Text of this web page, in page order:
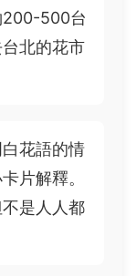
200-500台
北的花市
花語的情
片解釋。
是人人都